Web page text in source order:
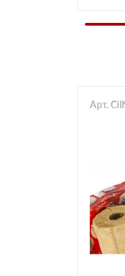
Арт.